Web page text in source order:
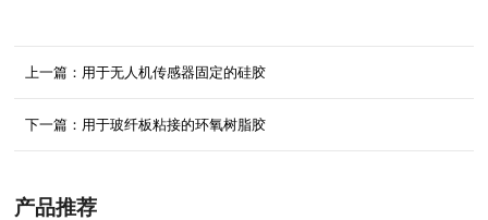
上一篇：用于无人机传感器固定的硅胶
下一篇：用于玻纤板粘接的环氧树脂胶
产品推荐